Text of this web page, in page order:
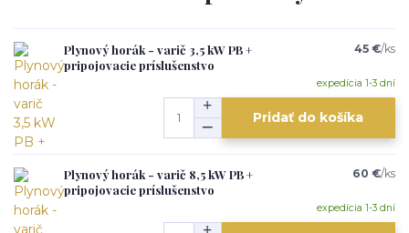
Plynový horák - varič 3,5 kW PB +
pripojovacie príslušenstvo
45 €/ks
expedícia 1-3 dní
Pridať do košíka
Plynový horák - varič 8,5 kW PB +
pripojovacie príslušenstvo
60 €/ks
expedícia 1-3 dní